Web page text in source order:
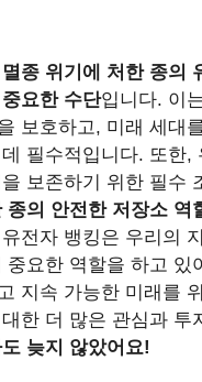
멸종 위기에 처한 종의
요한 수단입니다. 이
보호하고, 미래 세대
필수적입니다. 또한,
보존하기 위한 필수
종의 안전한 저장소 역
전자 뱅킹은 우리의
중요한 역할을 하고 있
지속 가능한 미래를
한 더 많은 관심과 투
늦지 않았어요!